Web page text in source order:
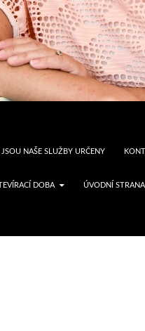
NAŠE SLUŽBY URČENY
DOBA ÚVODNÍ